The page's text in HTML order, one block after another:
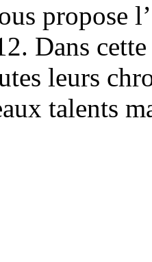
propose
Dans
leurs
talents